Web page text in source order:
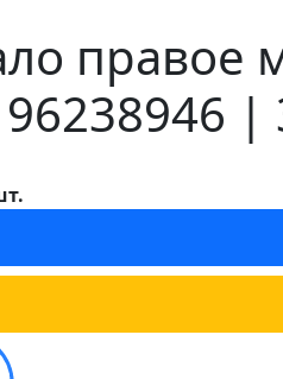
правое
|